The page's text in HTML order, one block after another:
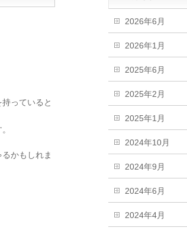
っていると
かもしれま
2026年6月
2026年1月
2025年6月
2025年2月
2025年1月
2024年10月
2024年9月
2024年6月
2024年4月